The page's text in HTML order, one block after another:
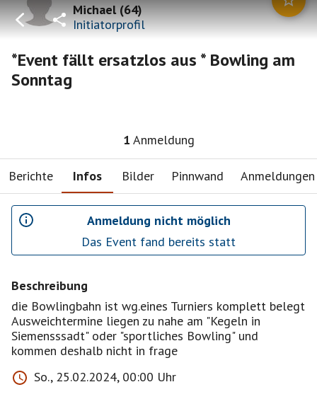
Michael(64)
Initiatorprofil
*Event fällt ersatzlos aus * Bowling am
Sonntag
1 Anmeldung
Berichte Infos Bilder Pinnwand Anmeldungen
Anmeldung nicht möglich
Das Event fand bereits statt
Beschreibung
die Bowlingbahn ist wg.eines Turniers komplett belegt
Ausweichtermine liegen zu nahe am "Kegeln in
Siemensssadt" oder "sportliches Bowling" und
kommen deshalb nicht in frage
So., 25.02.2024, 00:00 Uhr